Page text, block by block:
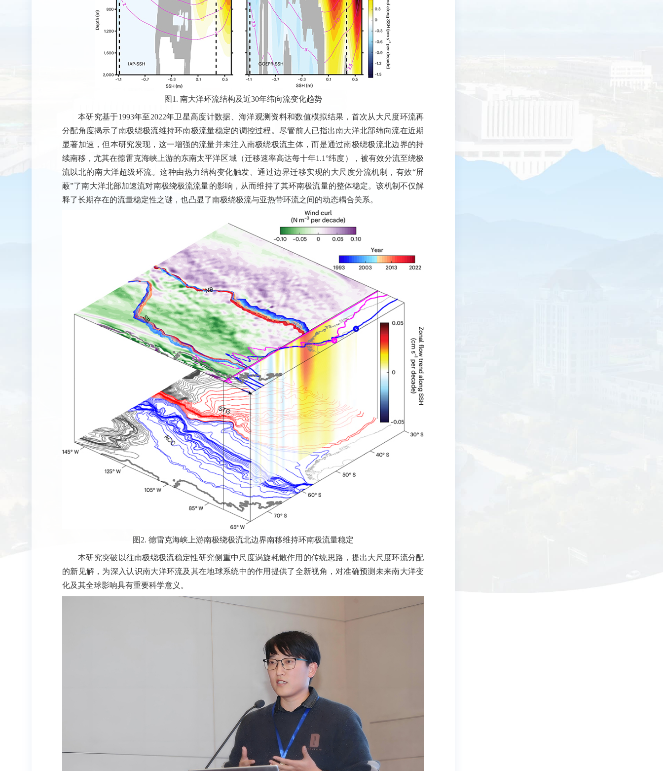
图1. 南大洋环流结构及近30年纬向流变化趋势
本研究基于1993年至2022年卫星高度计数据、海洋观测资料和数值模拟结果，首次从大尺度环流再
分配角度揭示了南极绕极流维持环南极流量稳定的调控过程。尽管前人已指出南大洋北部纬向流在近期
显著加速，但本研究发现，这一增强的流量并未注入南极绕极流主体，而是通过南极绕极流北边界的持
续南移，尤其在德雷克海峡上游的东南太平洋区域（迁移速率高达每十年1.1°纬度），被有效分流至绕极
流以北的南大洋超级环流。这种由热力结构变化触发、通过边界迁移实现的大尺度分流机制，有效“屏
蔽”了南大洋北部加速流对南极绕极流流量的影响，从而维持了其环南极流量的整体稳定。该机制不仅解
释了长期存在的流量稳定性之谜，也凸显了南极绕极流与亚热带环流之间的动态耦合关系。
图2. 德雷克海峡上游南极绕极流北边界南移维持环南极流量稳定
本研究突破以往南极绕极流稳定性研究侧重中尺度涡旋耗散作用的传统思路，提出大尺度环流分配
的新见解，为深入认识南大洋环流及其在地球系统中的作用提供了全新视角，对准确预测未来南大洋变
化及其全球影响具有重要科学意义。